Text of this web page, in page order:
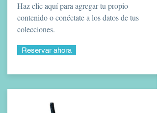
Haz clic aquí para agregar tu propio
contenido o conéctate a los datos de tus
colecciones.
Reservar ahora